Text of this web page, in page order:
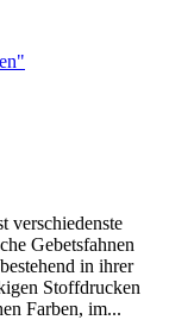
verschiedenste
Gebetsfahnen
in ihrer
Stoffdrucken
Farben, im...